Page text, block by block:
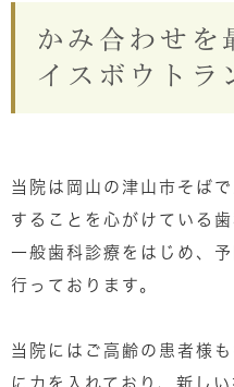
かみ合わせを
イスボウトラ
当院は岡山の津山市そば
することを心がけている歯
一般歯科診療をはじめ、
行っております。
当院にはご高齢の患者様
に力を入れており、新し